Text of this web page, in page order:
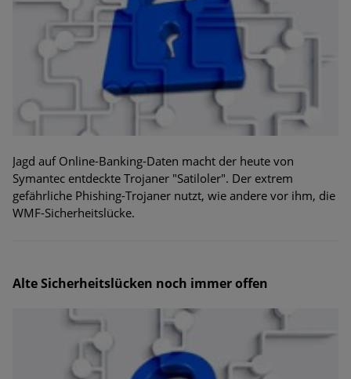
Jagd auf Online-Banking-Daten macht der heute von
Symantec entdeckte Trojaner "Satiloler". Der extrem
gefährliche Phishing-Trojaner nutzt, wie andere vor ihm, die
WMF-Sicherheitslücke.
Alte Sicherheitslücken noch immer offen